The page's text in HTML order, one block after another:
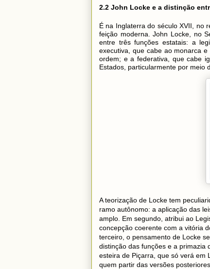
2.2 John Locke e a distinção
É na Inglaterra do século XVII, no
feição moderna. John Locke, no
entre três funções estatais: a
executiva, que cabe ao monarca
ordem; e a federativa, que cabe
Estados, particularmente por meio
A teorização de Locke tem
ramo autônomo: a aplicação das
amplo. Em segundo, atribui ao
concepção coerente com a vitória
terceiro, o pensamento de Locke
distinção das funções e a primazia
esteira de Piçarra, que só verá em
quem partir das versões